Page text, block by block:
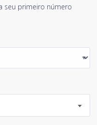
seu primeiro número